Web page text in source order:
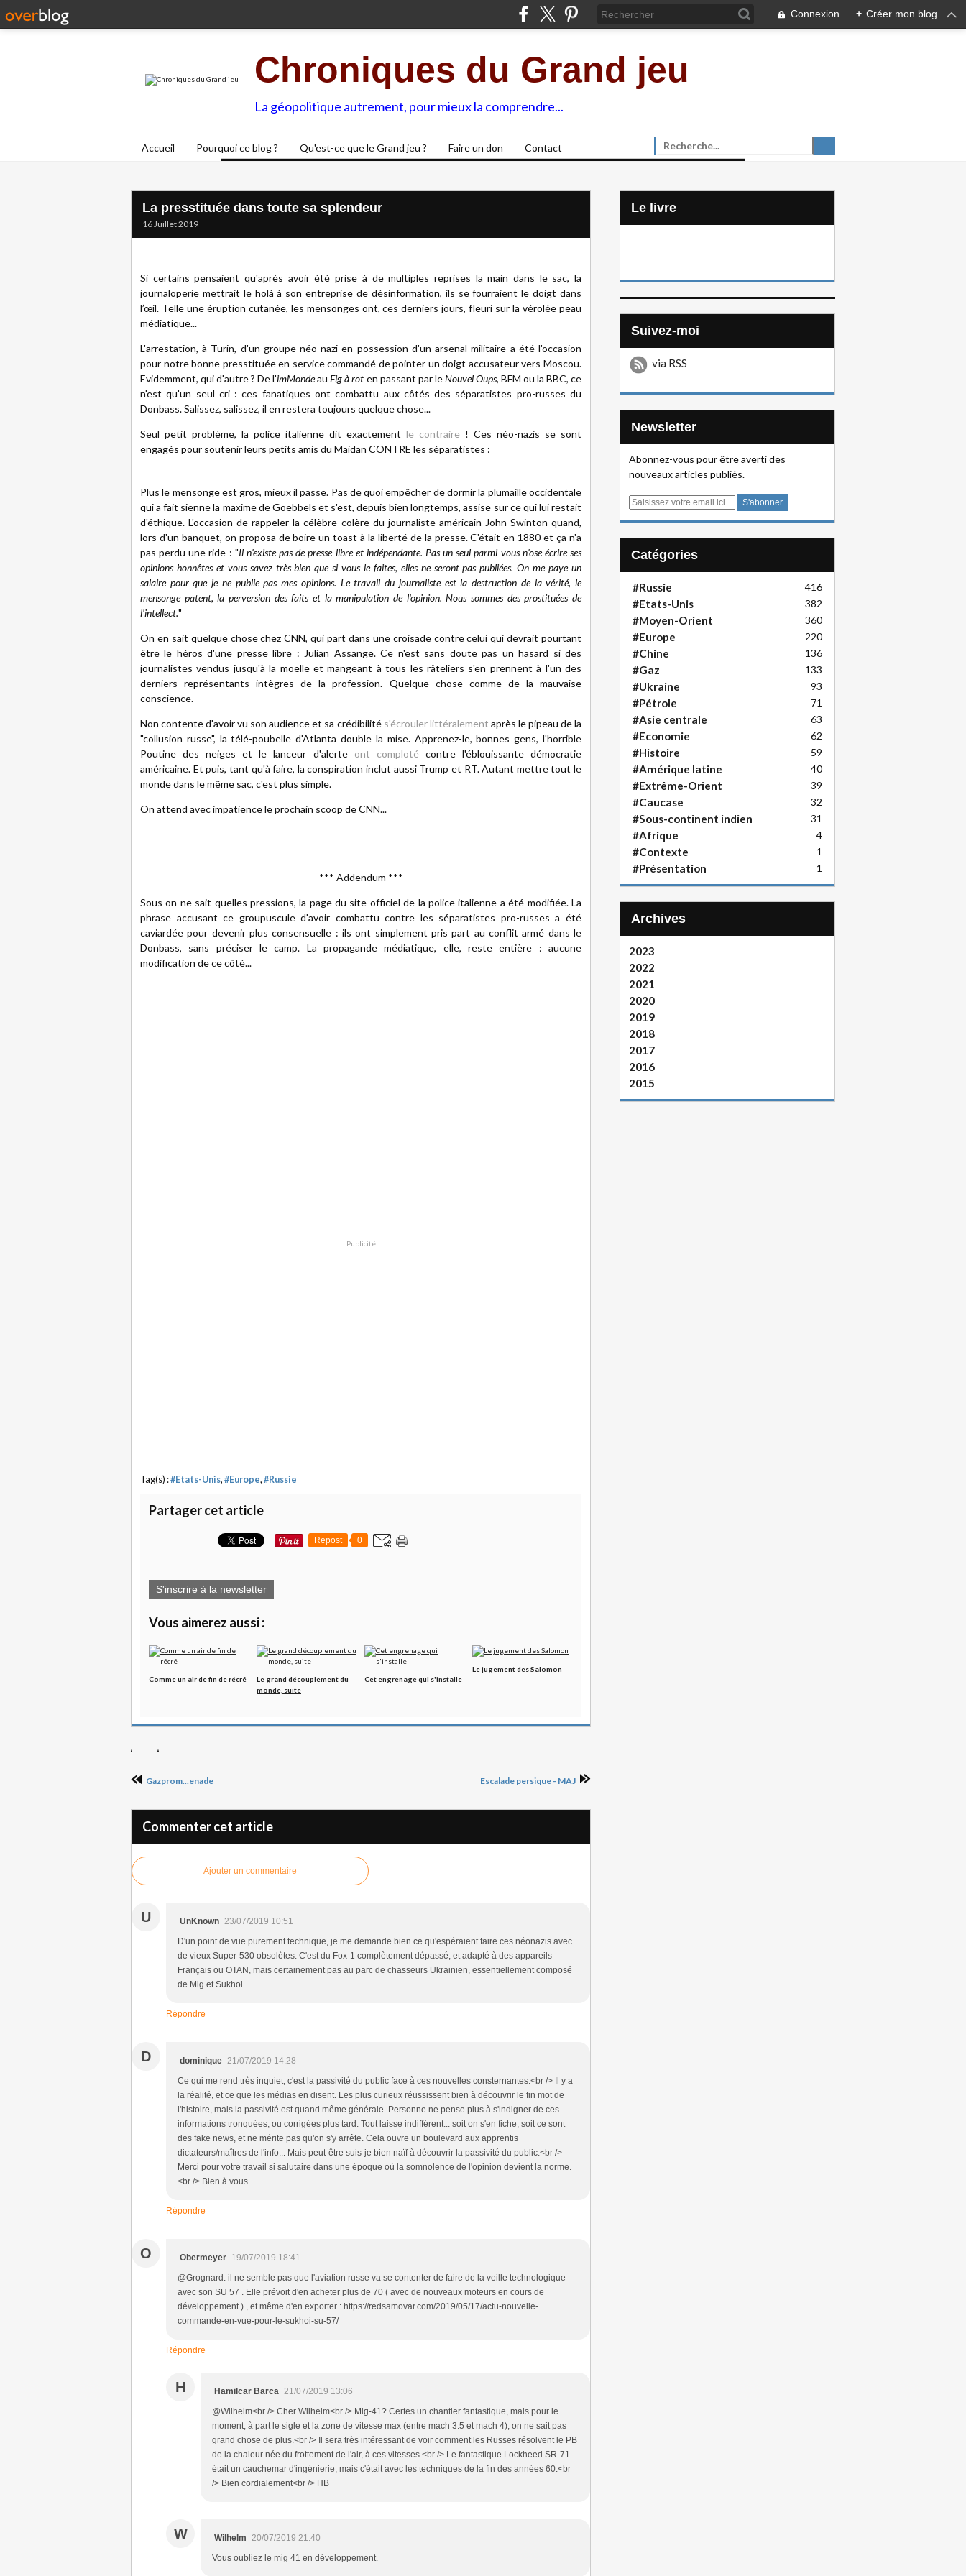
Connexion + Créer mon blog
Chroniques du Grand jeu
La géopolitique autrement, pour mieux la comprendre...
Accueil Pourquoi ce blog ? Qu'est-ce que le Grand jeu ? Faire un don Contact
La presstituée dans toute sa splendeur
16 Juillet 2019
Si certains pensaient qu'après avoir été prise à de multiples reprises la main dans le sac, la
journaloperie mettrait le holà à son entreprise de désinformation, ils se fourraient le doigt dans
l’œil. Telle une éruption cutanée, les mensonges ont, ces derniers jours, fleuri sur la vérolée peau
médiatique...
L'arrestation, à Turin, d'un groupe néo-nazi en possession d'un arsenal militaire a été l'occasion
pour notre bonne presstituée en service commandé de pointer un doigt accusateur vers Moscou.
Evidemment, qui d'autre ? De l'imMondeauFig à rot en passant par leNouvel Oups, BFM ou la BBC, ce
n'est qu'un seul cri : ces fanatiques ont combattu aux côtés des séparatistes pro-russes du
Donbass. Salissez, salissez, il en restera toujours quelque chose...
Seul petit problème, la police italienne dit exactement le contraire ! Ces néo-nazis se sont
engagés pour soutenir leurs petits amis du Maidan CONTRE les séparatistes :
Plus le mensonge est gros, mieux il passe. Pas de quoi empêcher de dormir la plumaille occidentale
qui a fait sienne la maxime de Goebbels et s'est, depuis bien longtemps, assise sur ce qui lui restait
d'éthique. L'occasion de rappeler la célèbre colère du journaliste américain John Swinton quand,
lors d'un banquet, on proposa de boire un toast à la liberté de la presse. C'était en 1880 et ça n'a
pas perdu une ride : "Il n'existe pas de presse libre et indépendante. Pas un seul parmi vous n'ose écrire ses
opinions honnêtes et vous savez très bien que si vous le faites, elles ne seront pas publiées. On me paye un
salaire pour que je ne publie pas mes opinions. Le travail du journaliste est la destruction de la vérité, le
mensonge patent, la perversion des faits et la manipulation de l'opinion. Nous sommes des prostituées de
l'intellect."
On en sait quelque chose chez CNN, qui part dans une croisade contre celui qui devrait pourtant
être le héros d'une presse libre : Julian Assange. Ce n'est sans doute pas un hasard si des
journalistes vendus jusqu'à la moelle et mangeant à tous les râteliers s'en prennent à l'un des
derniers représentants intègres de la profession. Quelque chose comme de la mauvaise
conscience.
Non contente d'avoir vu son audience et sa crédibilité s'écrouler littéralement après le pipeau de la
"collusion russe", la télé-poubelle d'Atlanta double la mise. Apprenez-le, bonnes gens, l'horrible
Poutine des neiges et le lanceur d'alerteont comploté contre l'éblouissante démocratie
américaine. Et puis, tant qu'à faire, la conspiration inclut aussi Trump et RT. Autant mettre tout le
monde dans le même sac, c'est plus simple.
On attend avec impatience le prochain scoop de CNN...
*** Addendum ***
Sous on ne sait quelles pressions, la page du site officiel de la police italienne a été modifiée. La
phrase accusant ce groupuscule d'avoir combattu contre les séparatistes pro-russes a été
caviardée pour devenir plus consensuelle : ils ont simplement pris part au conflit armé dans le
Donbass, sans préciser le camp. La propagande médiatique, elle, reste entière : aucune
modification de ce côté...
Publicité
Tag(s) :#Etats-Unis, #Europe, #Russie
Partager cet article
Repost 0
S'inscrire à la newsletter
Vous aimerez aussi :
Comme un air de fin de récré
Le grand découplement du
monde, suite
Cet engrenage qui s'installe
Le jugement des Salomon
Gazprom...enade Escalade persique - MAJ
Commenter cet article
Ajouter un commentaire
U UnKnown 23/07/2019 10:51
D'un point de vue purement technique, je me demande bien ce qu'espéraient faire ces néonazis avec
de vieux Super-530 obsolètes. C'est du Fox-1 complètement dépassé, et adapté à des appareils
Français ou OTAN, mais certainement pas au parc de chasseurs Ukrainien, essentiellement composé
de Mig et Sukhoi.
Répondre
D dominique 21/07/2019 14:28
Ce qui me rend très inquiet, c'est la passivité du public face à ces nouvelles consternantes.<br /> Il y a
la réalité, et ce que les médias en disent. Les plus curieux réussissent bien à découvrir le fin mot de
l'histoire, mais la passivité est quand même générale. Personne ne pense plus à s'indigner de ces
informations tronquées, ou corrigées plus tard. Tout laisse indifférent... soit on s'en fiche, soit ce sont
des fake news, et ne mérite pas qu'on s'y arrête. Cela ouvre un boulevard aux apprentis
dictateurs/maîtres de l'info... Mais peut-être suis-je bien naïf à découvrir la passivité du public.<br />
Merci pour votre travail si salutaire dans une époque où la somnolence de l'opinion devient la norme.
<br /> Bien à vous
Répondre
O Obermeyer 19/07/2019 18:41
@Grognard: il ne semble pas que l'aviation russe va se contenter de faire de la veille technologique
avec son SU 57 . Elle prévoit d'en acheter plus de 70 ( avec de nouveaux moteurs en cours de
développement ) , et même d'en exporter : https://redsamovar.com/2019/05/17/actu-nouvelle-
commande-en-vue-pour-le-sukhoi-su-57/
Répondre
H Hamilcar Barca 21/07/2019 13:06
@Wilhelm<br /> Cher Wilhelm<br /> Mig-41? Certes un chantier fantastique, mais pour le
moment, à part le sigle et la zone de vitesse max (entre mach 3.5 et mach 4), on ne sait pas
grand chose de plus.<br /> Il sera très intéressant de voir comment les Russes résolvent le PB
de la chaleur née du frottement de l'air, à ces vitesses.<br /> Le fantastique Lockheed SR-71
était un cauchemar d'ingénierie, mais c'était avec les techniques de la fin des années 60.<br
/> Bien cordialement<br /> HB
W Wilhelm 20/07/2019 21:40
Vous oubliez le mig 41 en développement.
Le livre
Suivez-moi
via RSS
Newsletter
Abonnez-vous pour être averti des
nouveaux articles publiés.
E
Catégories
#Russie 416
#Etats-Unis 382
#Moyen-Orient 360
#Europe 220
#Chine 136
#Gaz 133
#Ukraine 93
#Pétrole 71
#Asie centrale 63
#Economie 62
#Histoire 59
#Amérique latine 40
#Extrême-Orient 39
#Caucase 32
#Sous-continent indien 31
#Afrique 4
#Contexte 1
#Présentation 1
Archives
2023
2022
2021
2020
2019
2018
2017
2016
2015